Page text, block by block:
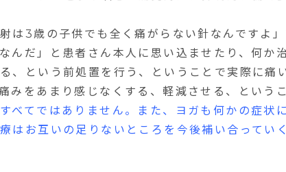
は 3 歳の子供でも全く痛がらない針なんですよ
んだ」と患者さん本人に思い込ませたり、何か
、という前処置を行う、ということで実際に痛
みをあまり感じなくする、軽減させる、というこ
べてではありません。また、ヨガも何かの症状
はお互いの足りないところを今後補い合っていく